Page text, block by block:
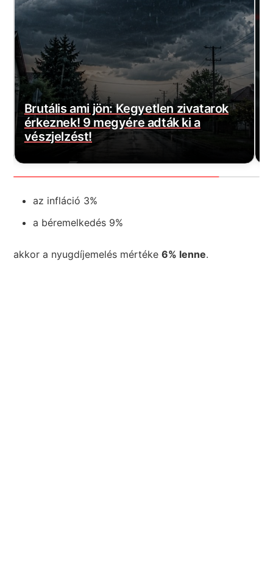
zivatarok
ki a
Magyar Péter
várt jó hírt! Végre
az infláció 3%
a béremelkedés 9%
akkor a nyugdíjemelés mértéke6% lenne.